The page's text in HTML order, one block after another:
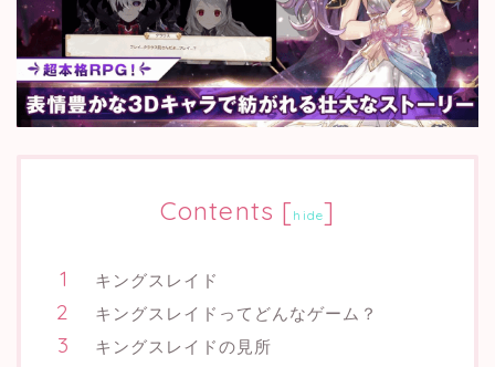
Contents [ hide]
キングスレイド
キングスレイドってどんなゲーム？
キングスレイドの見所